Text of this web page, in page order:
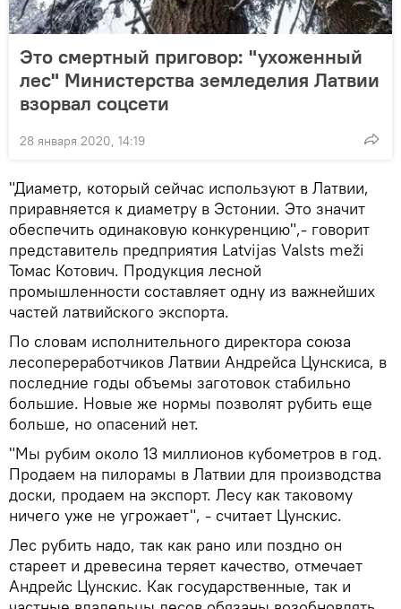
Это смертный приговор: "ухоженный
лес" Министерства земледелия Латвии
взорвал соцсети
28 января 2020, 14:19
"Диаметр, который сейчас используют в Латвии,
приравняется к диаметру в Эстонии. Это значит
обеспечить одинаковую конкуренцию",- говорит
представитель предприятия Latvijas Valsts meži
Томас Котович. Продукция лесной
промышленности составляет одну из важнейших
частей латвийского экспорта.
По словам исполнительного директора союза
лесопереработчиков Латвии Андрейса Цунскиса, в
последние годы объемы заготовок стабильно
большие. Новые же нормы позволят рубить еще
больше, но опасений нет.
"Мы рубим около 13 миллионов кубометров в год.
Продаем на пилорамы в Латвии для производства
доски, продаем на экспорт. Лесу как таковому
ничего уже не угрожает", - считает Цунскис.
Лес рубить надо, так как рано или поздно он
стареет и древесина теряет качество, отмечает
Андрейс Цунскис. Как государственные, так и